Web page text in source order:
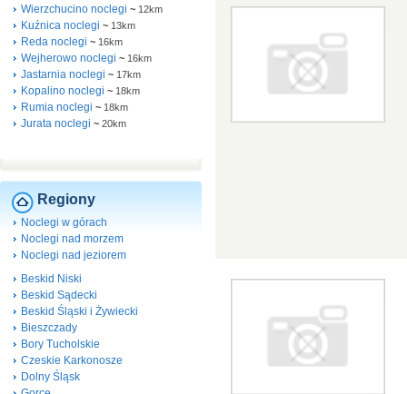
Wierzchucino noclegi ~ 12km
Kuźnica noclegi ~ 13km
Reda noclegi ~ 16km
Wejherowo noclegi ~ 16km
Jastarnia noclegi ~ 17km
Kopalino noclegi ~ 18km
Rumia noclegi ~ 18km
Jurata noclegi ~ 20km
Regiony
Noclegi w górach
Noclegi nad morzem
Noclegi nad jeziorem
Beskid Niski
Beskid Sądecki
Beskid Śląski i Żywiecki
Bieszczady
Bory Tucholskie
Czeskie Karkonosze
Dolny Śląsk